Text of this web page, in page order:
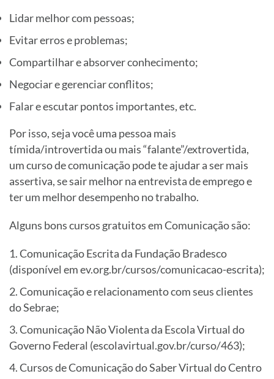
Lidar melhor com pessoas;
Evitar erros e problemas;
Compartilhar e absorver conhecimento;
Negociar e gerenciar conflitos;
Falar e escutar pontos importantes, etc.
Por isso, seja você uma pessoa mais
tímida/introvertida ou mais “falante”/extrovertida,
um curso de comunicação pode te ajudar a ser mais
assertiva, se sair melhor na entrevista de emprego e
ter um melhor desempenho no trabalho.
Alguns bons cursos gratuitos em Comunicação são:
Comunicação Escrita da Fundação Bradesco
(disponível em ev.org.br/cursos/comunicacao-escrita);
Comunicação e relacionamento com seus clientes
do Sebrae;
Comunicação Não Violenta da Escola Virtual do
Governo Federal (escolavirtual.gov.br/curso/463);
Cursos de Comunicação do Saber Virtual do Centro